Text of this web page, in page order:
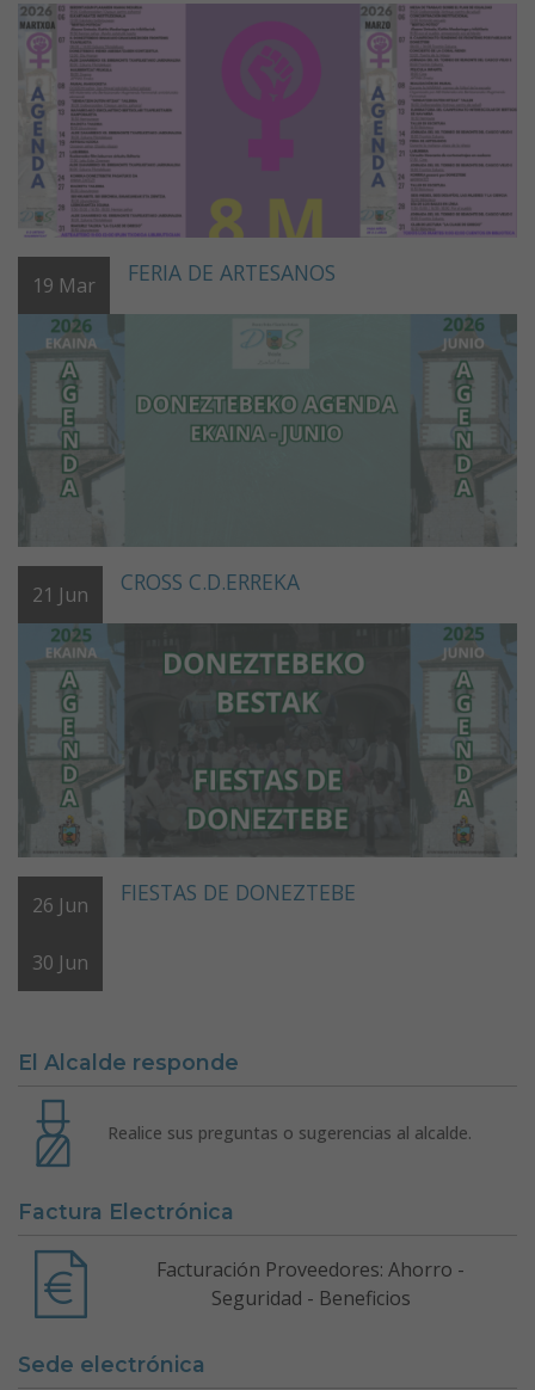
19 Mar FERIA DE ARTESANOS
21 Jun CROSS C.D.ERREKA
26 Jun
30 Jun
FIESTAS DE DONEZTEBE
El Alcalde responde
Realice sus preguntas o sugerencias al alcalde.
Factura Electrónica
Facturación Proveedores: Ahorro -
Seguridad - Beneficios
Sede electrónica